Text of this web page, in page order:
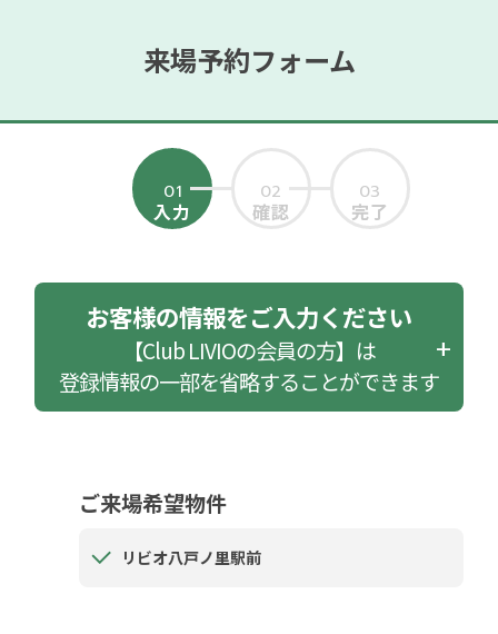
来場予約フォーム
01
入力
02
確認
03
完了
お客様の情報をご入力ください
【Club LIVIOの会員の方】は
登録情報の一部を省略することができます
ご来場希望物件
リビオ八戸ノ里駅前